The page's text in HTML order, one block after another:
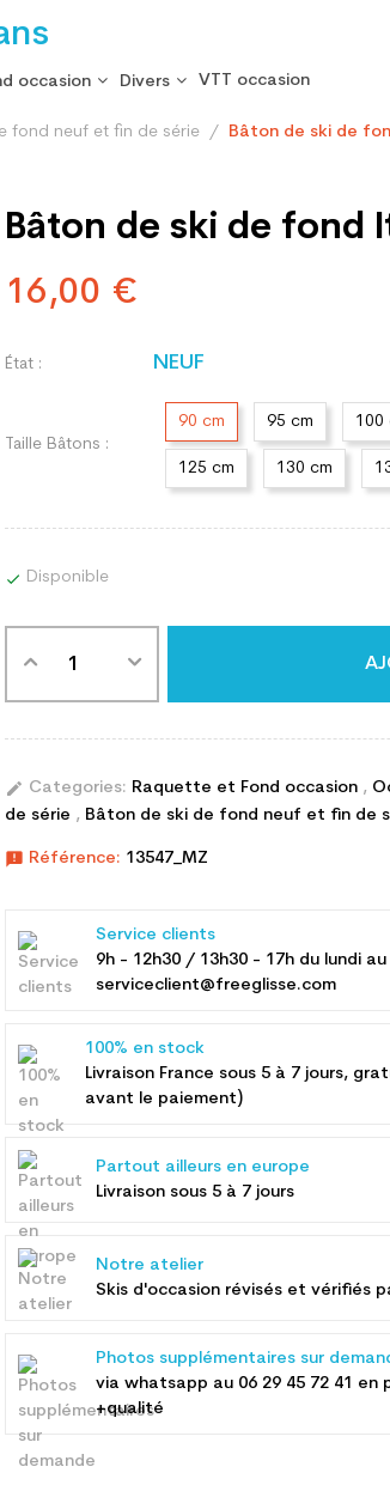
occasion Divers VTT occasion
fond neuf et fin de série Bâton de ski de
Bâton de ski de fond
16,00 €
État : NEUF
Taille Bâtons :
90 cm 95 cm 100
125 cm 130 cm
 Disponible
edit Categories: Raquette et Fond occasion ,
de série , Bâton de ski de fond neuf et fin de
announcement Référence: 13547_MZ
Service clients
9h - 12h30 / 13h30 - 17h du lundi
serviceclient@freeglisse.com
100% en stock
Livraison France sous 5 à 7 jours,
avant le paiement)
Partout ailleurs en europe
Livraison sous 5 à 7 jours
Notre atelier
Skis d'occasion révisés et vérifiés
Photos supplémentaires sur
via whatsapp au 06 29 45 72 41 en
+qualité